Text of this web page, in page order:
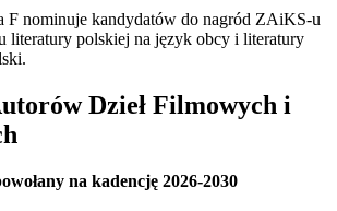
F nominuje kandydatów do nagród ZAiKS-u
literatury polskiej na język obcy i literatury
Dzieł Filmowych i
na kadencję 2026-2030